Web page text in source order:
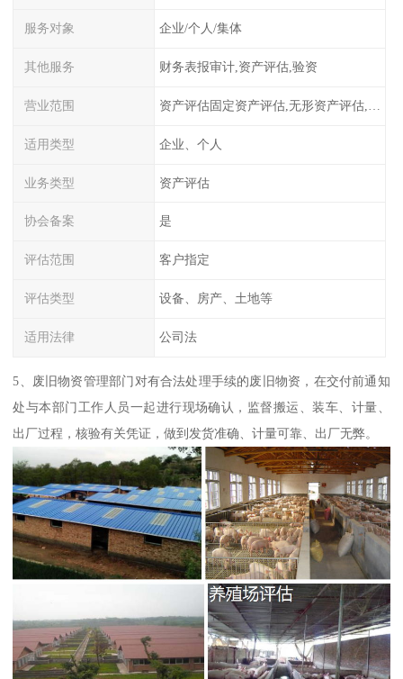
服务对象 企业/个人/集体
其他服务 财务表报审计,资产评估,验资
营业范围
适用类型 企业、个人
业务类型 资产评估
协会备案 是
评估范围 客户指定
评估类型 设备、房产、土地等
适用法律 公司法
5、废旧物资管理部门对有合法处理手续的废旧物资，在交付前通知
处与本部门工作人员一起进行现场确认，监督搬运、装车、计量、
出厂过程，核验有关凭证，做到发货准确、计量可靠、出厂无弊。